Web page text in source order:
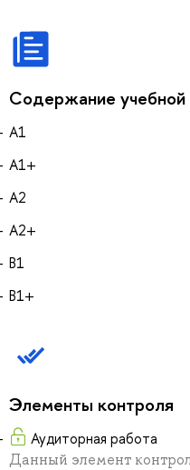
Содержание
А1
A1+
А2
А2+
B1
В1+
Элементы контроля
Аудиторная работа
Данный элемент